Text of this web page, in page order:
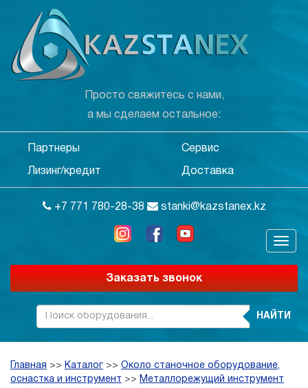
Просто свяжитесь с нами,
а мы сделаем остальное:
Партнеры Сервис
Лизинг/кредит Доставка
+7 771 780-28-38 stanki@kazstanex.kz
Заказать звонок
НАЙТИ
Главная >> Каталог >> Около станочное оборудование,
оснастка и инструмент >> Металлорежущий инструмент